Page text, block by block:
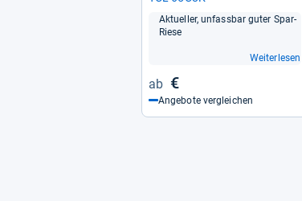
Aktu­el­ler, unfass­bar guter Spar-​
Riese
Weiterlesen
€
Angebote vergleichen